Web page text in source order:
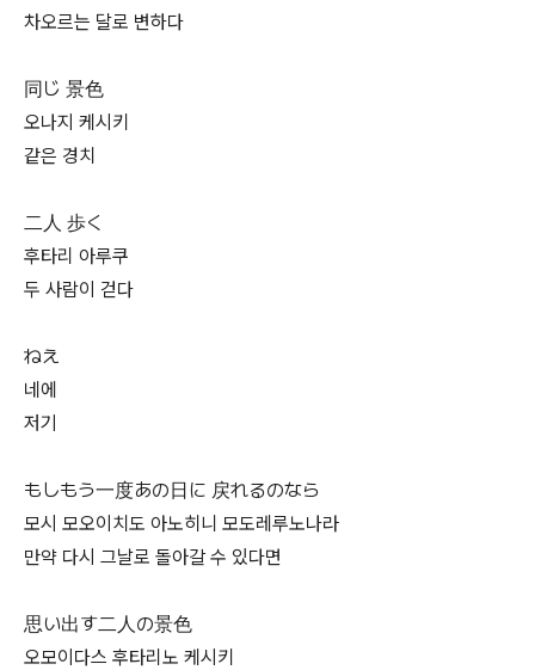
차오르는 달로 변하다
同じ 景色
오나지 케시키
같은 경치
二人 歩く
후타리 아루쿠
두 사람이 걷다
ねえ
네에
저기
もしもう一度あの日に 戻れるのなら
모시 모오이치도 아노히니 모도레루노나라
만약 다시 그날로 돌아갈 수 있다면
思い出す二人の景色
오모이다스 후타리노 케시키